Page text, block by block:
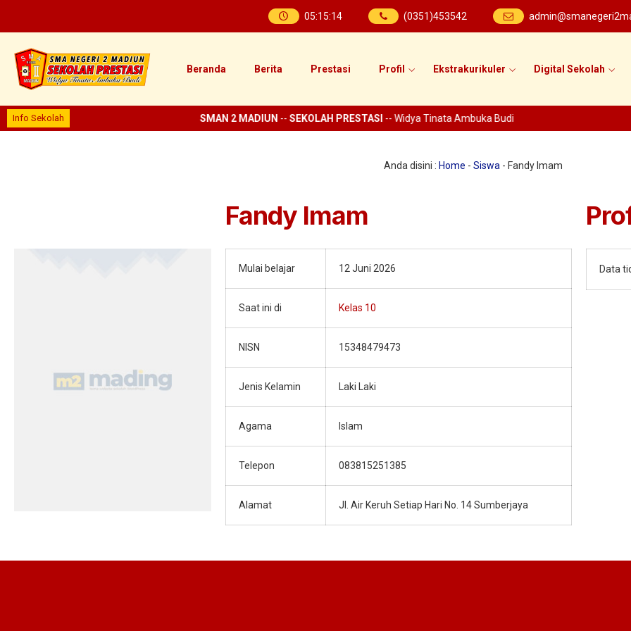
05:15:14 (0351)453542
Beranda Berita Prestasi Profil Ekstrakurikuler Digital Sekolah
Info Sekolah SMAN 2 MADIUN--SEKOLAH PRESTASI-- Widya Tinata Ambuka Budi
Anda disini : Home - Siswa - Fandy Imam
Fandy Imam
Mulai belajar 12 Juni 2026
Saat ini di Kelas 10
NISN 15348479473
Jenis Kelamin Laki Laki
Agama Islam
Telepon 083815251385
Alamat Jl. Air Keruh Setiap Hari No. 14 Sumberjaya
Data